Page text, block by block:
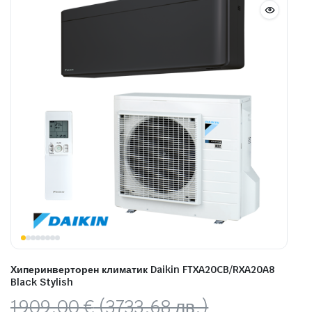
Хиперинверторен климатик Daikin FTXA20CB/RXA20A8
Black Stylish
Original
Текущата